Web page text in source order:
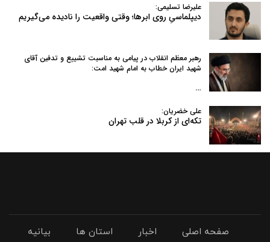
علیرضا تسلیمی:
دیپلماسیِ روی ابرها؛ وقتی واقعیت را نادیده می‌گیریم
رهبر معظم انقلاب در پیامی به‌ مناسبت تشییع و تدفین آقای
شهید ایران خطاب به امام شهید امت:
…
علی خضریان:
تکه‌ای از کربلا در قلب تهران
صفحه اصلی اخبار استان ها بیانیه